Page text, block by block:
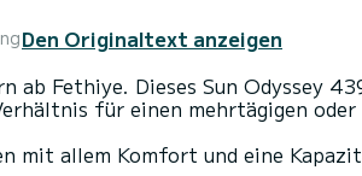
Den Originaltext anzeigen
ab Fethiye. Dieses Sun Odyssey
für einen mehrtägigen
mit allem Komfort und eine